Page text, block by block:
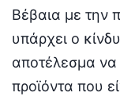
Βέβαια με την
υπάρχει ο
αποτέλεσμα να
προϊόντα που